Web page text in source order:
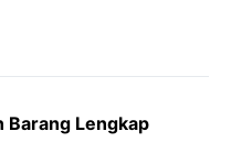
Barang Lengkap